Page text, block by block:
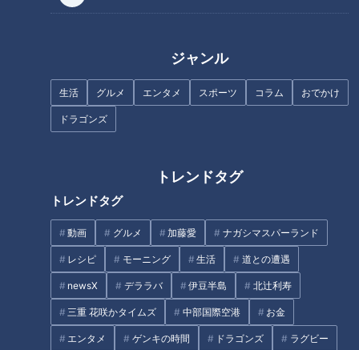
ジャンル
生活 グルメ エンタメ スポーツ コラム おでかけ
ドラゴンズ
トレンドタグ
トレンドタグ
動画 グルメ 加藤愛 ナガシマスパーランド
レシピ モーニング 生活 道との遭遇
newsX デララバ 伊豆半島 北辻利寿
三重 花咲かタイムズ 中部国際空港 お金
エンタメ ゲンキの時間 ドラゴンズ ラグビー
「世界初の無人出札装置（北千里駅）」提供：オムロン ソーシアルソリュー
ションズ株式会社
立石電機は、1963年に百貨店のレストランに「食券自動販売
機」を導入していた。